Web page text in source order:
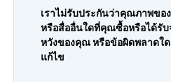
เราไม่รับประกันว่าคุณภาพข
หรือสื่ออื่นใดที่คุณซื้อหรือได้รั
หวังของคุณ หรือข้อผิดพลาดใ
แก้ไข